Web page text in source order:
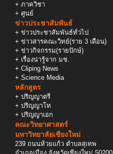
+ ภาควิชา
+ ศูนย์
ข่าวประชาสัมพันธ์
+ ข่าวประชาสัมพันธ์ทั่วไป
+ ข่าวสารคณะวิทย์(ราย 3 เดือน)
+ ข่าวกิจกรรม(รายปักษ์)
+ เรื่องน่ารู้จาก มช.
+ Cliping News
+ Science Media
หลักสูตร
+ ปริญญาตรี
+ ปริญญาโท
+ ปริญญาเอก
คณะวิทยาศาสตร์
มหาวิทยาลัยเชียงใหม่
239 ถนนห้วยแก้ว ตำบลสุเทพ